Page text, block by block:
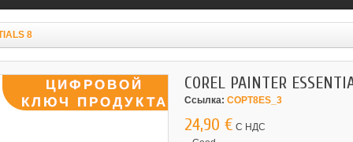
8
COREL PAINTER
Ссылка: COPT8ES_3
24,90 € С НДС